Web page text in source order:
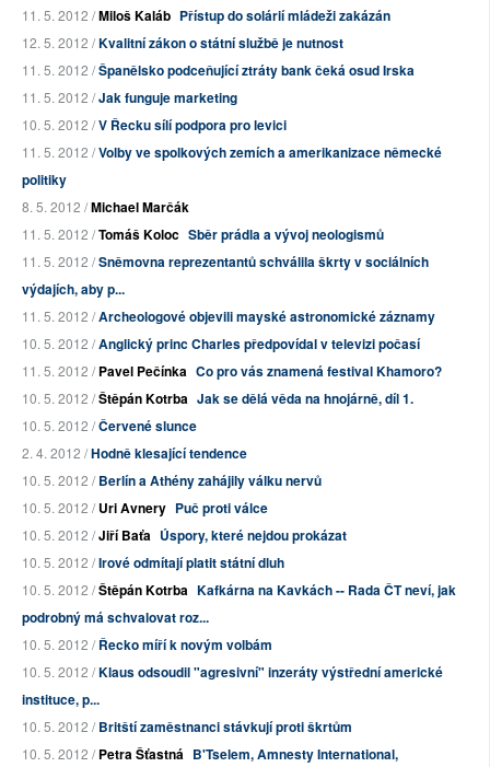
11. 5. 2012 /Miloš Kaláb Přístup do solárií mládeži zakázán
12. 5. 2012 /Kvalitní zákon o státní službě je nutnost
11. 5. 2012 /Španělsko podceňující ztráty bank čeká osud Irska
11. 5. 2012 /Jak funguje marketing
10. 5. 2012 /V Řecku sílí podpora pro levici
11. 5. 2012 /Volby ve spolkových zemích a amerikanizace německé
politiky
8. 5. 2012 /Michael Marčák
11. 5. 2012 /Tomáš Koloc Sběr prádla a vývoj neologismů
11. 5. 2012 /Sněmovna reprezentantů schválila škrty v sociálních
výdajích, aby p...
11. 5. 2012 /Archeologové objevili mayské astronomické záznamy
10. 5. 2012 /Anglický princ Charles předpovídal v televizi počasí
11. 5. 2012 /Pavel Pečínka Co pro vás znamená festival Khamoro?
10. 5. 2012 /Štěpán Kotrba Jak se dělá věda na hnojárně, díl 1.
10. 5. 2012 /Červené slunce
2. 4. 2012 /Hodně klesající tendence
10. 5. 2012 /Berlín a Athény zahájily válku nervů
10. 5. 2012 /Uri Avnery Puč proti válce
10. 5. 2012 /Jiří Baťa Úspory, které nejdou prokázat
10. 5. 2012 /Irové odmítají platit státní dluh
10. 5. 2012 /Štěpán Kotrba Kafkárna na Kavkách -- Rada ČT neví, jak
podrobný má schvalovat roz...
10. 5. 2012 /Řecko míří k novým volbám
10. 5. 2012 /Klaus odsoudil "agresivní" inzeráty výstřední americké
instituce, p...
10. 5. 2012 /Britští zaměstnanci stávkují proti škrtům
10. 5. 2012 /Petra Šťastná B'Tselem, Amnesty International,